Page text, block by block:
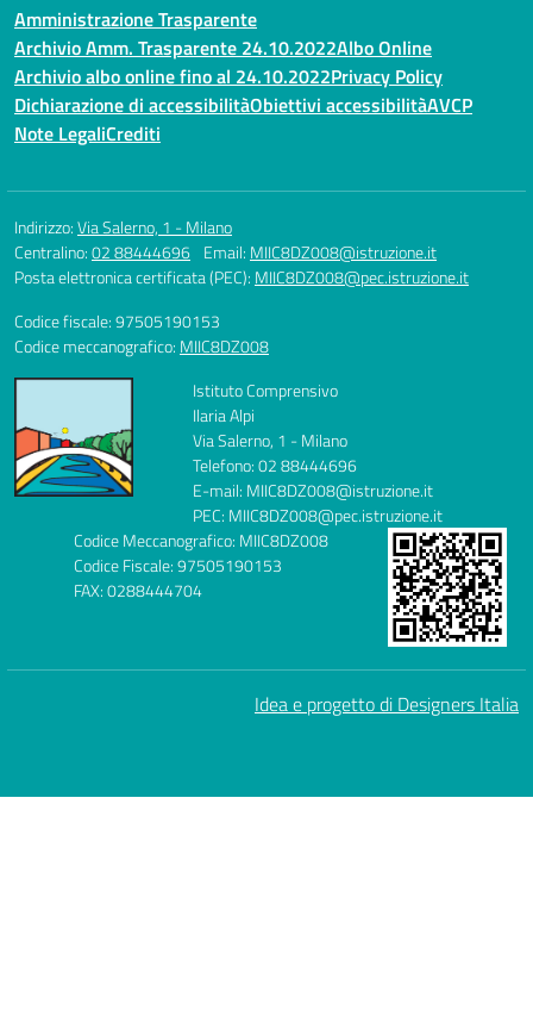
Amministrazione Trasparente
Archivio Amm. Trasparente 24.10.2022Albo Online
Archivio albo online fino al 24.10.2022Privacy Policy
Dichiarazione di accessibilitàObiettivi accessibilitàAVCP
Note LegaliCrediti
Indirizzo:Via Salerno, 1 - Milano
Centralino:02 88444696 Email: MIIC8DZ008@istruzione.it
Posta elettronica certificata (PEC): MIIC8DZ008@pec.istruzione.it
Codice fiscale: 97505190153
Codice meccanografico: MIIC8DZ008
Istituto Comprensivo
Ilaria Alpi
Via Salerno, 1 - Milano
Telefono: 02 88444696
E-mail: MIIC8DZ008@istruzione.it
PEC: MIIC8DZ008@pec.istruzione.it
Codice Meccanografico: MIIC8DZ008
Codice Fiscale: 97505190153
FAX: 0288444704
Idea e progetto di Designers Italia